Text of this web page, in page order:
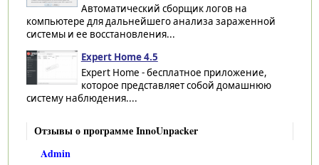
Автоматический сборщик логов на
компьютере для дальнейшего анализа зараженной
системы и ее восстановления...
Expert Home 4.5
Expert Home - бесплатное приложение,
которое представляет собой домашнюю
систему наблюдения....
Отзывы о программе InnoUnpacker
Admin